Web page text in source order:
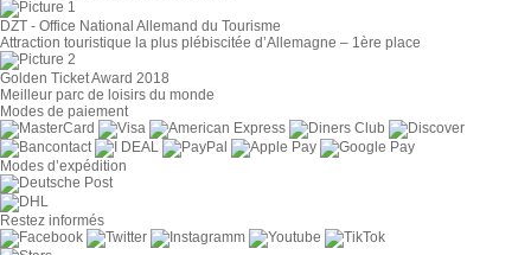
DZT - Office National Allemand du Tourisme
Attraction touristique la plus plébiscitée d’Allemagne – 1ère place
Golden Ticket Award 2018
Meilleur parc de loisirs du monde
Modes de paiement
Modes d’expédition
Restez informés